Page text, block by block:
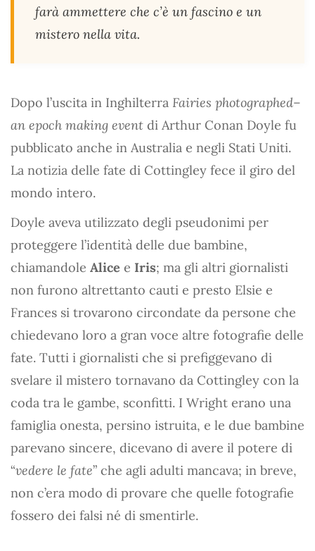
farà ammettere che c’è un fascino e un
mistero nella vita.
Dopo l’uscita in Inghilterra Fairies photographed–
an epoch making event di Arthur Conan Doyle fu
pubblicato anche in Australia e negli Stati Uniti.
La notizia delle fate di Cottingley fece il giro del
mondo intero.
Doyle aveva utilizzato degli pseudonimi per
proteggere l’identità delle due bambine,
chiamandole Alice e Iris; ma gli altri giornalisti
non furono altrettanto cauti e presto Elsie e
Frances si trovarono circondate da persone che
chiedevano loro a gran voce altre fotografie delle
fate. Tutti i giornalisti che si prefiggevano di
svelare il mistero tornavano da Cottingley con la
coda tra le gambe, sconfitti. I Wright erano una
famiglia onesta, persino istruita, e le due bambine
parevano sincere, dicevano di avere il potere di
“vedere le fate” che agli adulti mancava; in breve,
non c’era modo di provare che quelle fotografie
fossero dei falsi né di smentirle.